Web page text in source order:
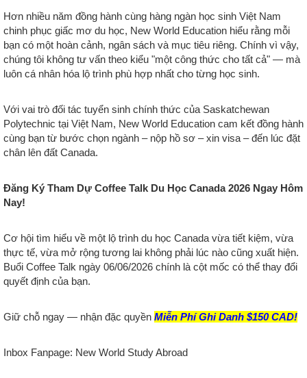
Hơn nhiều năm đồng hành cùng hàng ngàn học sinh Việt Nam
chinh phục giấc mơ du học, New World Education hiểu rằng mỗi
bạn có một hoàn cảnh, ngân sách và mục tiêu riêng. Chính vì vậy,
chúng tôi không tư vấn theo kiểu "một công thức cho tất cả" — mà
luôn cá nhân hóa lộ trình phù hợp nhất cho từng học sinh.
Với vai trò đối tác tuyển sinh chính thức của Saskatchewan
Polytechnic tại Việt Nam, New World Education cam kết đồng hành
cùng bạn từ bước chọn ngành – nộp hồ sơ – xin visa – đến lúc đặt
chân lên đất Canada.
Đăng Ký Tham Dự Coffee Talk Du Học Canada 2026 Ngay Hôm
Nay!
Cơ hội tìm hiểu về một lộ trình du học Canada vừa tiết kiệm, vừa
thực tế, vừa mở rộng tương lai không phải lúc nào cũng xuất hiện.
Buổi Coffee Talk ngày 06/06/2026 chính là cột mốc có thể thay đổi
quyết định của bạn.
Giữ chỗ ngay — nhận đặc quyền Miễn Phí Ghi Danh $150 CAD!
Inbox Fanpage: New World Study Abroad